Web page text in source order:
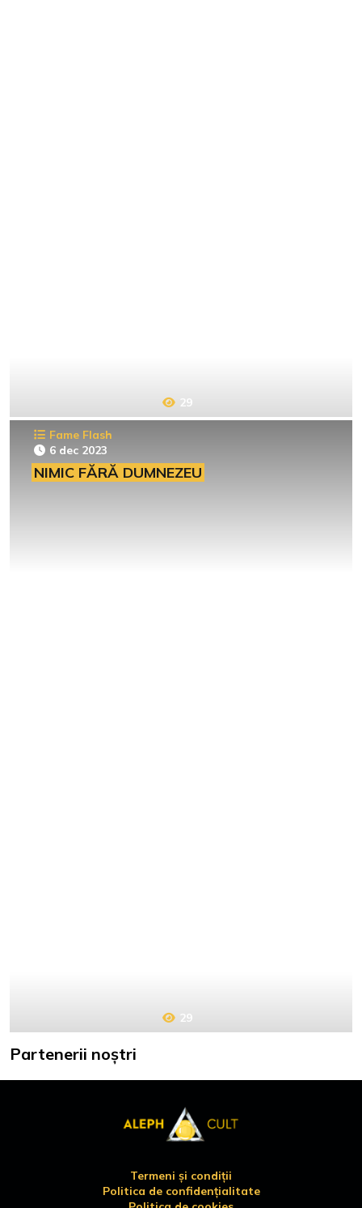
29
Fame Flash
6 dec 2023
NIMIC FĂRĂ DUMNEZEU
29
Partenerii noștri
Termeni și condiții
Politica de confidențialitate